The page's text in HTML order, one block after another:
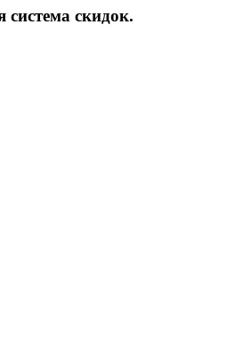
система скидок.